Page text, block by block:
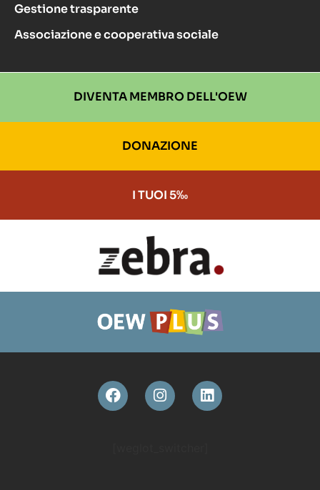
Gestione trasparente
Associazione e cooperativa sociale
DIVENTA MEMBRO DELL'OEW
DONAZIONE
I TUOI 5‰